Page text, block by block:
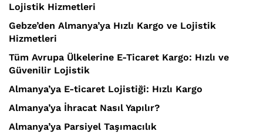
Lojistik Hizmetleri
Gebze’den Almanya’ya Hızlı Kargo ve Lojistik
Hizmetleri
Tüm Avrupa Ülkelerine E-Ticaret Kargo: Hızlı ve
Güvenilir Lojistik
Almanya’ya E-ticaret Lojistiği: Hızlı Kargo
Almanya’ya İhracat Nasıl Yapılır?
Almanya’ya Parsiyel Taşımacılık